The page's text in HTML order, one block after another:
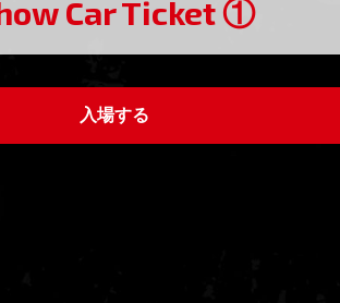
Car Ticket ①